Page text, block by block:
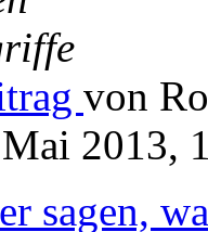
von
2013,
sagen,